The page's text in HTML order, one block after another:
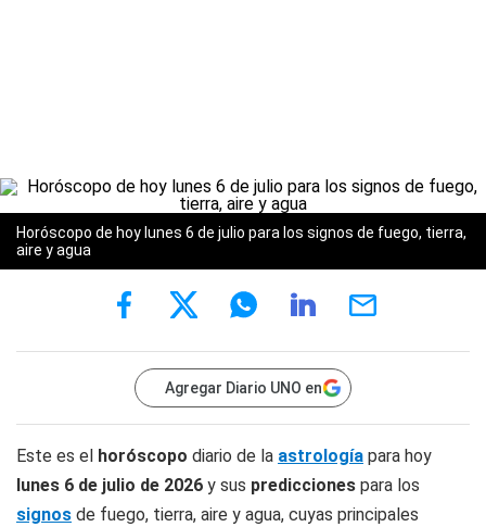
Horóscopo de hoy lunes 6 de julio para los signos de fuego, tierra,
aire y agua
Agregar Diario UNO en
Este es el horóscopo diario de la astrología para hoy
lunes 6 de julio de 2026 y sus predicciones para los
signos de fuego, tierra, aire y agua, cuyas principales